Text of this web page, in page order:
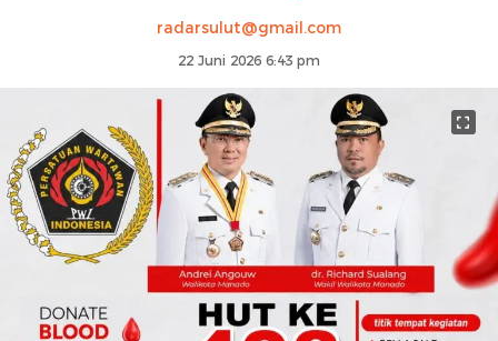
radarsulut@gmail.com
22 Juni 2026 6:43 pm